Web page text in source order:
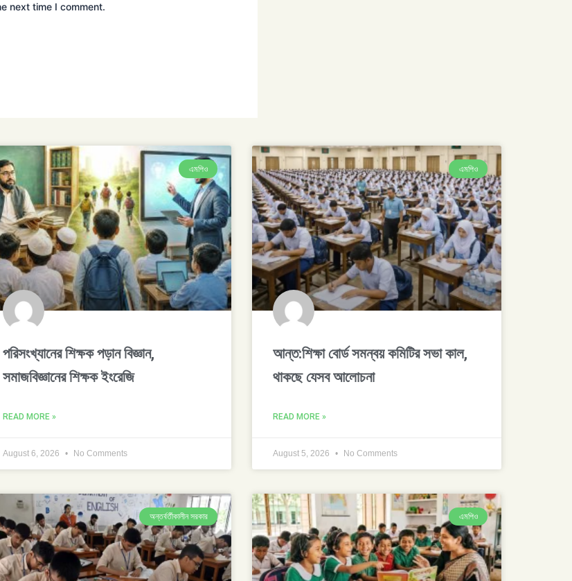
next time I comment.
এমপিও
পরিসংখ্যানের শিক্ষক পড়ান বিজ্ঞান,
সমাজবিজ্ঞানের শিক্ষক ইংরেজি
READ MORE »
August 6, 2026 No Comments
এমপিও
আন্ত:শিক্ষা বোর্ড সমন্বয় কমিটির সভা কাল,
থাকছে যেসব আলোচনা
READ MORE »
August 5, 2026 No Comments
অন্তর্বর্তীকালীন সরকার এমপিও